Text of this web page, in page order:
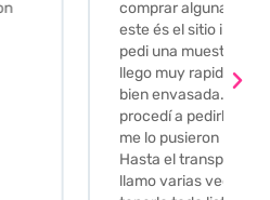
comprar alguna baldosa
este és el sitio indicado! Yo
pedi una muestra y me
llego muy rapidoy super
bien envasada. Luego
procedí a pedirlas todas y
me lo pusieron muy facil.
Hasta el transportista me
llamo varias veces para